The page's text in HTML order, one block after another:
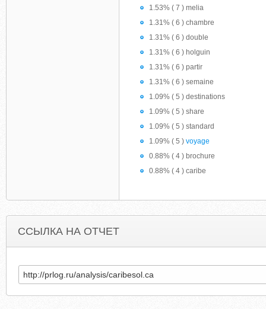
1.53% ( 7 ) melia
1.31% ( 6 ) chambre
1.31% ( 6 ) double
1.31% ( 6 ) holguin
1.31% ( 6 ) partir
1.31% ( 6 ) semaine
1.09% ( 5 ) destinations
1.09% ( 5 ) share
1.09% ( 5 ) standard
1.09% ( 5 ) voyage
0.88% ( 4 ) brochure
0.88% ( 4 ) caribe
ССЫЛКА НА ОТЧЕТ